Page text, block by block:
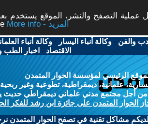
عملية التصفح والنشر، الموقع يستخدم
More info - المزيد
والفن -وكالة أنباء اليسار -وكالة أنباء
الاقتصاد - اخبار الطب
الرئيسي لمؤسسة الحوار المتمدن
علمانية، ديمقراطية، تطوعية وغير ربحية
أجل مجتمع مدني علماني ديمقراطي حديث
الحوار المتمدن على جائزة ابن رشد للفكر
لديكم مشاكل تقنية في تصفح الحوار المتمدن